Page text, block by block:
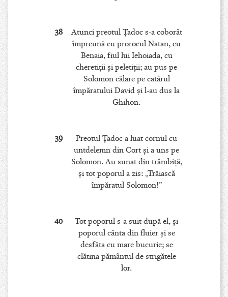
38
Atunci preotul Ţadoc s-a coborât
împreună cu prorocul Natan, cu
Benaia, fiul lui Iehoiada, cu
cheretiţii şi peletiţii; au pus pe
Solomon călare pe catârul
împăratului David şi l-au dus la
Ghihon.
39
Preotul Ţadoc a luat cornul cu
untdelemn din Cort şi a uns pe
Solomon. Au sunat din trâmbiţă,
şi tot poporul a zis: „Trăiască
împăratul Solomon!”
40
Tot poporul s-a suit după el, şi
poporul cânta din fluier şi se
desfăta cu mare bucurie; se
clătina pământul de strigătele
lor.